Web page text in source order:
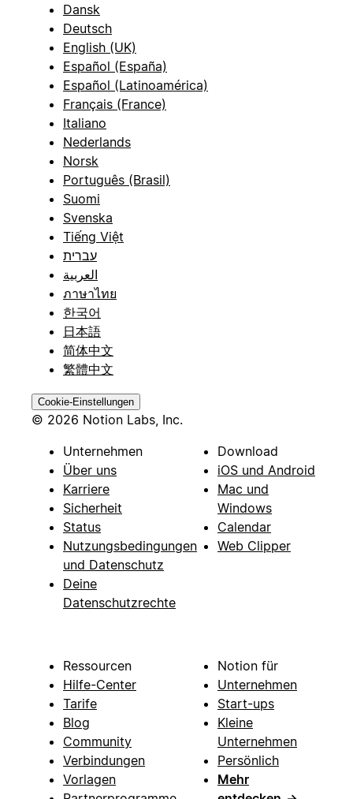
Dansk
Deutsch
English (UK)
Español (España)
Español (Latinoamérica)
Français (France)
Italiano
Nederlands
Norsk
Português (Brasil)
Suomi
Svenska
Tiếng Việt
עברית
العربية
ภาษาไทย
한국어
日本語
简体中文
繁體中文
Cookie-Einstellungen
© 2026 Notion Labs, Inc.
Unternehmen
Über uns
Karriere
Sicherheit
Status
Nutzungsbedingungen
und Datenschutz
Deine
Datenschutzrechte
Download
iOS und Android
Mac und
Windows
Calendar
Web Clipper
Ressourcen
Hilfe-Center
Tarife
Blog
Community
Verbindungen
Vorlagen
Notion für
Unternehmen
Start-ups
Kleine
Unternehmen
Persönlich
Mehr